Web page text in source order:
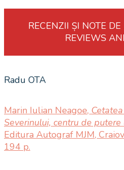
RECENZII ȘI NOTE
REVIEWS
Radu OTA
Marin Iulian Neagoe,
Severinului, centru de
Editura Autograf MJM,
194 p.